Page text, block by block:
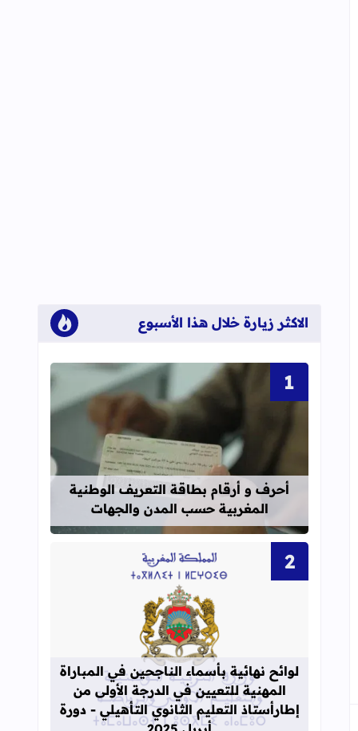
الاكثر زيارة خلال هذا الأسبوع
قراءة المزيد عن أحرف و أرقام
أحرف و أرقام بطاقة التعريف الوطنية
المغربية حسب المدن والجهات
قراءة المزيد عن لوائح نهائية بأسماء
لوائح نهائية بأسماء الناجحين في المباراة
المهنية للتعيين في الدرجة الأولى من
إطارأستاذ التعليم الثانوي التأهيلي - دورة